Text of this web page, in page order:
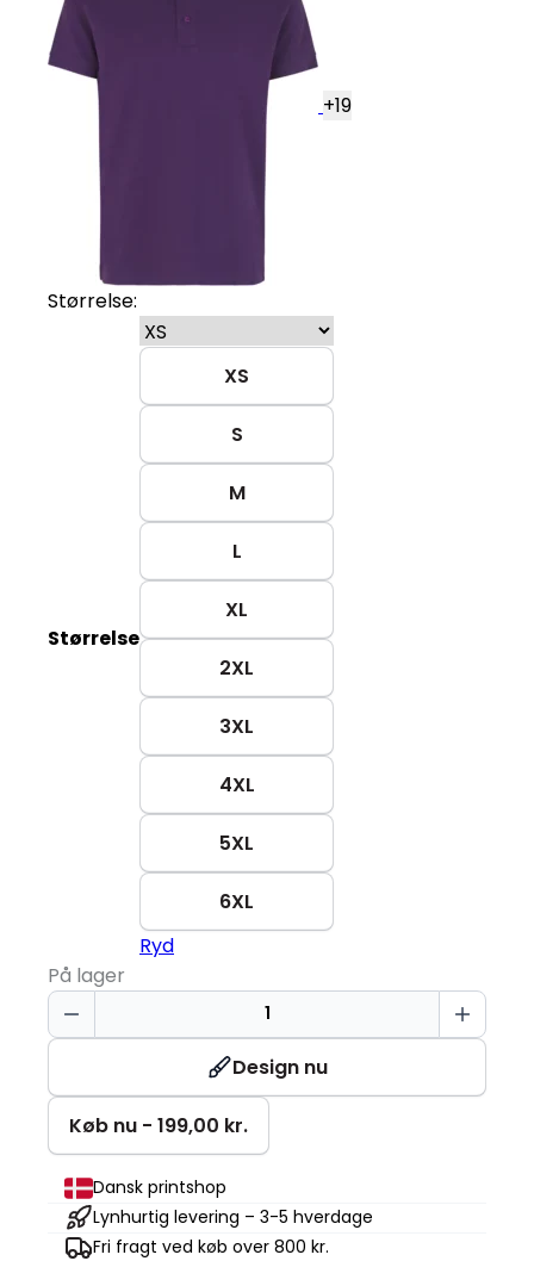
+19
Størrelse:
Størrelse
XS
S
M
L
XL
2XL
3XL
4XL
5XL
6XL
Ryd
På lager
Komfort
Poloshirt
Design nu
Køb nu - 199,00 kr.
Dansk printshop
Lynhurtig levering – 3-5 hverdage
Fri fragt ved køb over 800 kr.